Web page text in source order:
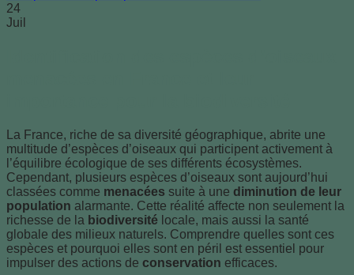
24
Juil
La France, riche de sa diversité géographique, abrite une
multitude d’espèces d’oiseaux qui participent activement à
l’équilibre écologique de ses différents écosystèmes.
Cependant, plusieurs espèces d’oiseaux sont aujourd’hui
classées comme menacées suite à une diminution de leur
population alarmante. Cette réalité affecte non seulement la
richesse de la biodiversité locale, mais aussi la santé
globale des milieux naturels. Comprendre quelles sont ces
espèces et pourquoi elles sont en péril est essentiel pour
impulser des actions de conservation efficaces.